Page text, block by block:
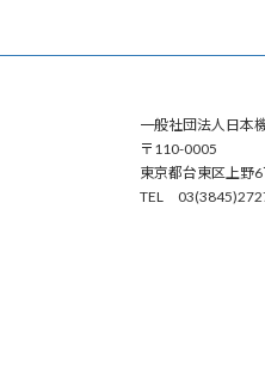
一般社団法人日本
〒110-0005
東京都台東区上野
TEL